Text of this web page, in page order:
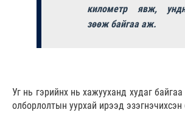
километр явж,
зөөж байгаа аж.
Уг нь гэрийнх нь хажууханд худаг
олборлолтын уурхай ирээд эзэгнэчихсэн